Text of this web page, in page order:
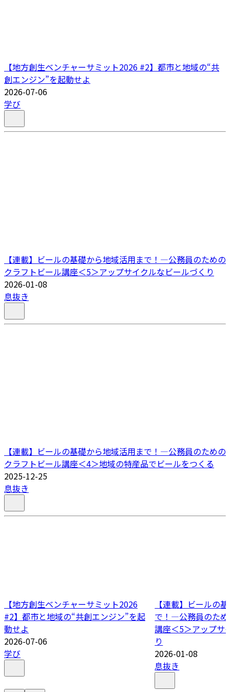
【地方創生ベンチャーサミット2026 #2】都市と地域の“共
創エンジン”を起動せよ
2026-07-06
学び
【連載】ビールの基礎から地域活用まで！―公務員のための
クラフトビール講座＜5＞アップサイクルなビールづくり
2026-01-08
息抜き
【連載】ビールの基礎から地域活用まで！―公務員のための
クラフトビール講座＜4＞地域の特産品でビールをつくる
2025-12-25
息抜き
【地方創生ベンチャーサミット2026
#2】都市と地域の“共創エンジン”を起
動せよ
2026-07-06
学び
【連載】ビールの
で！―公務員のた
講座＜5＞アップサ
り
2026-01-08
息抜き